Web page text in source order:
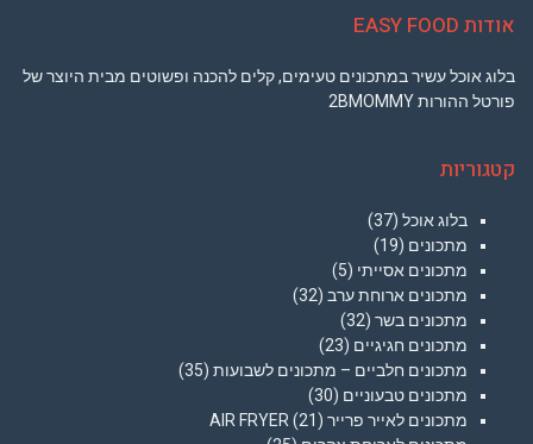
אודות EASY FOOD
בלוג אוכל עשיר במתכונים טעימים, קלים להכנה ופשוטים מבית היוצר של
פורטל ההורות 2BMOMMY
קטגוריות
בלוג אוכל (37)
מתכונים (19)
מתכונים אסייתי (5)
מתכונים ארוחת ערב (32)
מתכונים בשר (32)
מתכונים חגיגיים (23)
מתכונים חלביים – מתכונים לשבועות (35)
מתכונים טבעוניים (30)
מתכונים לאייר פרייר AIR FRYER (21)